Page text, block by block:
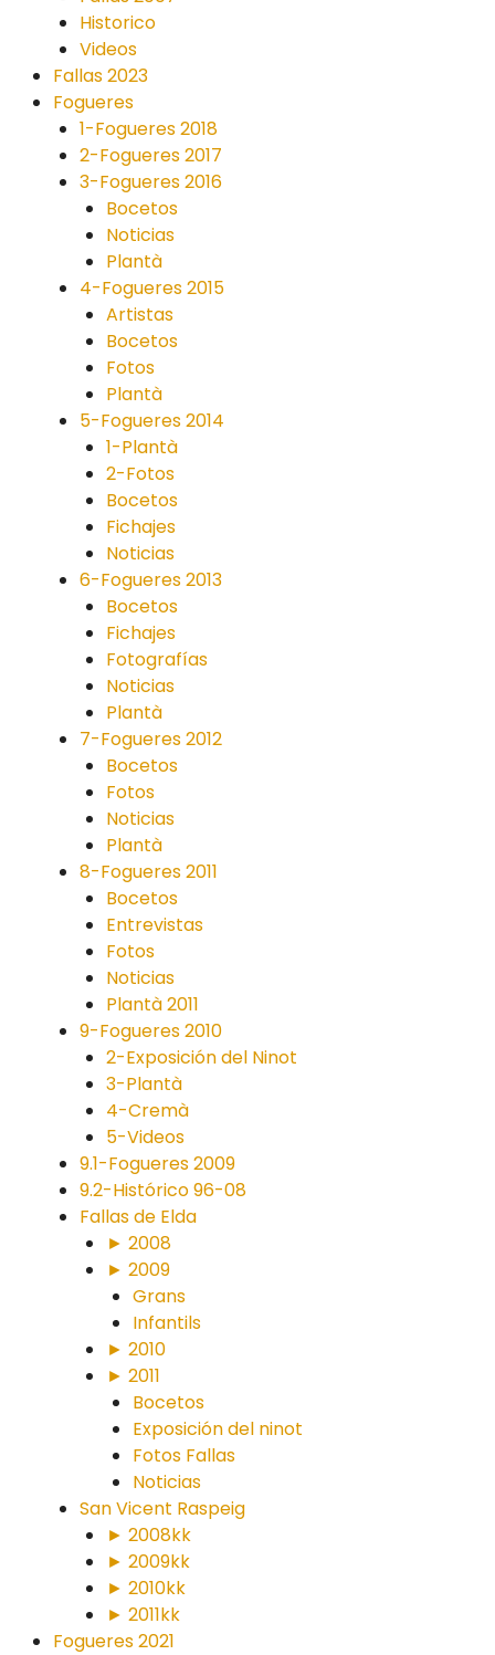
Historico
Videos
Fallas 2023
Fogueres
1-Fogueres 2018
2-Fogueres 2017
3-Fogueres 2016
Bocetos
Noticias
Plantà
4-Fogueres 2015
Artistas
Bocetos
Fotos
Plantà
5-Fogueres 2014
1-Plantà
2-Fotos
Bocetos
Fichajes
Noticias
6-Fogueres 2013
Bocetos
Fichajes
Fotografías
Noticias
Plantà
7-Fogueres 2012
Bocetos
Fotos
Noticias
Plantà
8-Fogueres 2011
Bocetos
Entrevistas
Fotos
Noticias
Plantà 2011
9-Fogueres 2010
2-Exposición del Ninot
3-Plantà
4-Cremà
5-Videos
9.1-Fogueres 2009
9.2-Histórico 96-08
Fallas de Elda
► 2008
► 2009
Grans
Infantils
► 2010
► 2011
Bocetos
Exposición del ninot
Fotos Fallas
Noticias
San Vicent Raspeig
► 2008kk
► 2009kk
► 2010kk
► 2011kk
Fogueres 2021